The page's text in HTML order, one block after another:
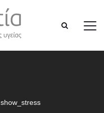
show_stress